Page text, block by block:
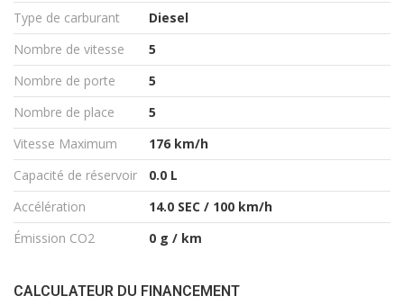
Type de carburant
Diesel
Nombre de vitesse
5
Nombre de porte
5
Nombre de place
5
Vitesse Maximum
176 km/h
Capacité de réservoir
0.0 L
Accélération
14.0 SEC / 100 km/h
Émission CO2
0 g / km
CALCULATEUR DU FINANCEMENT